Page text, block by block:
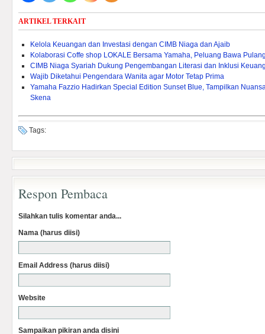
ARTIKEL TERKAIT
Kelola Keuangan dan Investasi dengan CIMB Niaga dan Ajaib
Kolaborasi Coffe shop LOKALE Bersama Yamaha, Peluang Bawa
CIMB Niaga Syariah Dukung Pengembangan Literasi dan Inklusi
Wajib Diketahui Pengendara Wanita agar Motor Tetap Prima
Yamaha Fazzio Hadirkan Special Edition Sunset Blue, Tampilkan
Skena
Tags:
Respon Pembaca
Silahkan tulis komentar anda...
Nama (harus diisi)
Email Address (harus diisi)
Website
Sampaikan pikiran anda disini